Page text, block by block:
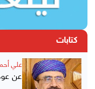
كتابات
علي
عن